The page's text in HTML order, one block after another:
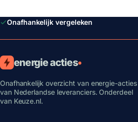
Onafhankelijk vergeleken
energie acties•
Onafhankelijk overzicht van energie-acties
van Nederlandse leveranciers. Onderdeel
van Keuze.nl.